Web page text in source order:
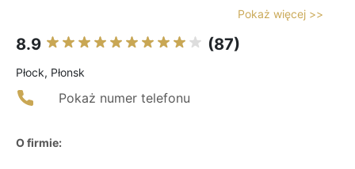
Pokaż więcej >>
8.9 (87)
Płock, Płonsk
Pokaż numer telefonu
O firmie: